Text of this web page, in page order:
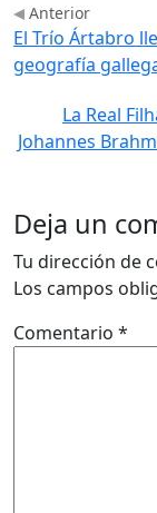
Anterior
El Trío Ártabro
geografía
La Real
Johannes
Deja un
Tu dirección de
Los campos
Comentario *